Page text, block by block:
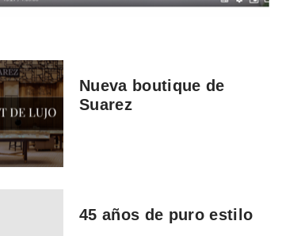
Nueva boutique de
Suarez
45 años de puro estilo